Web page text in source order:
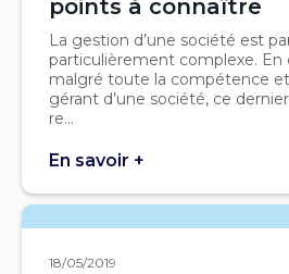
points à connaître
La gestion d’une société est
particulièrement complexe. En
malgré toute la compétence
gérant d’une société, ce
re...
En savoir +
18/05/2019